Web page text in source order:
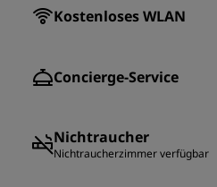
Kostenloses WLAN
Concierge-Service
Nichtraucher
Nichtraucherzimmer verfügbar